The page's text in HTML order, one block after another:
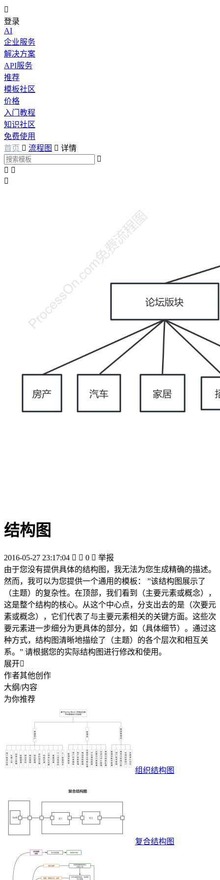

登录
AI
企业服务
解决方案
API服务
推荐
模板社区
价格
入门教程
知识社区
免费使用
首页  流程图  详情

 

结构图
2016-05-27 23:17:04   0  举报
由于您没有提供具体的结构图，我无法为您生成精确的描述。
然而，我可以为您提供一个通用的模板： ”该结构图展示了
（主题）的复杂性。在顶部，我们看到（主要元素或概念），
这是整个结构的核心。从这个中心点，分支出去的是（次要元
素或概念），它们代表了与主要元素相关的关键方面。这些次
要元素进一步细分为更具体的部分，如（具体细节）。通过这
种方式，结构图清晰地描绘了（主题）的各个层次和相互关
系。” 请根据您的实际结构图进行修改和使用。
展开
作者其他创作
大纲/内容
为你推荐
组织结构图
复合结构图